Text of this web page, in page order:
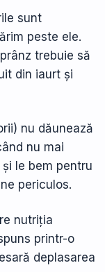
sunt
peste ele.
trebuie să
din iaurt și
nu dăunează
nu mai
le bem pentru
periculos.
nutriția
printr-o
deplasarea